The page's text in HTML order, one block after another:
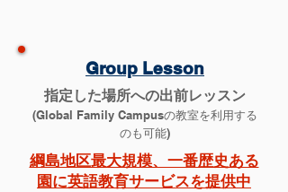
Group Lesson
指定した場所への出前レッスン
(Global Family Campusの教室を利用する
のも可能)
​綱島地区最大規模、一番歴史ある
園に英語教育サービスを提供中